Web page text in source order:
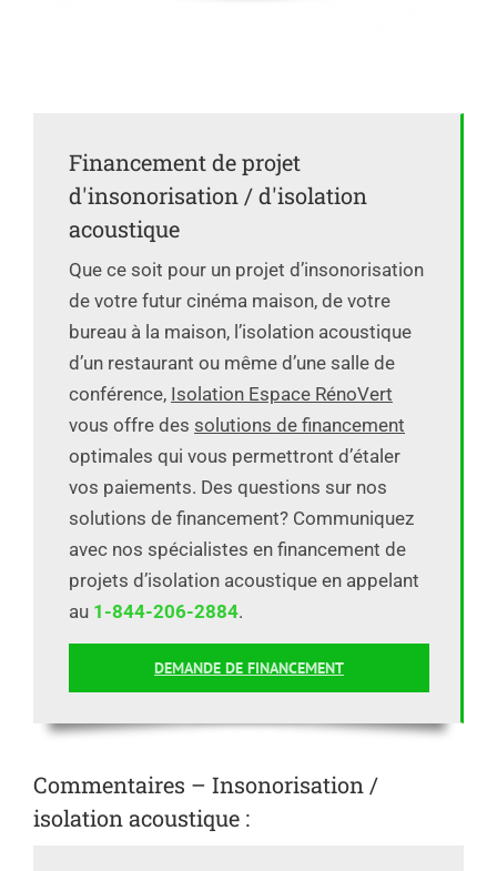
Financement de projet
d'insonorisation / d'isolation
acoustique
Que ce soit pour un projet d’insonorisation
de votre futur cinéma maison, de votre
bureau à la maison, l’isolation acoustique
d’un restaurant ou même d’une salle de
conférence, Isolation Espace RénoVert
vous offre des solutions de financement
optimales qui vous permettront d’étaler
vos paiements. Des questions sur nos
solutions de financement? Communiquez
avec nos spécialistes en financement de
projets d’isolation acoustique en appelant
au 1-844-206-2884.
DEMANDE DE FINANCEMENT
Commentaires – Insonorisation /
isolation acoustique :